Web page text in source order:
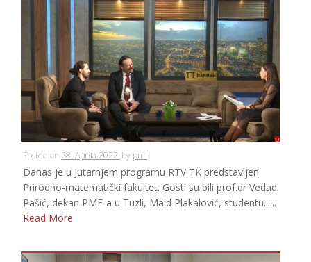
Posted on 28. Aprila 2022. by pmf
Danas je u Jutarnjem programu RTV TK predstavljen
Prirodno-matematički fakultet. Gosti su bili prof.dr Vedad
Pašić, dekan PMF-a u Tuzli, Maid Plakalović, studentu......
Read More